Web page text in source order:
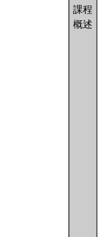
課程
概述